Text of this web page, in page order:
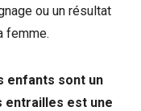
ou un résultat
femme.
enfants sont un
entrailles est une